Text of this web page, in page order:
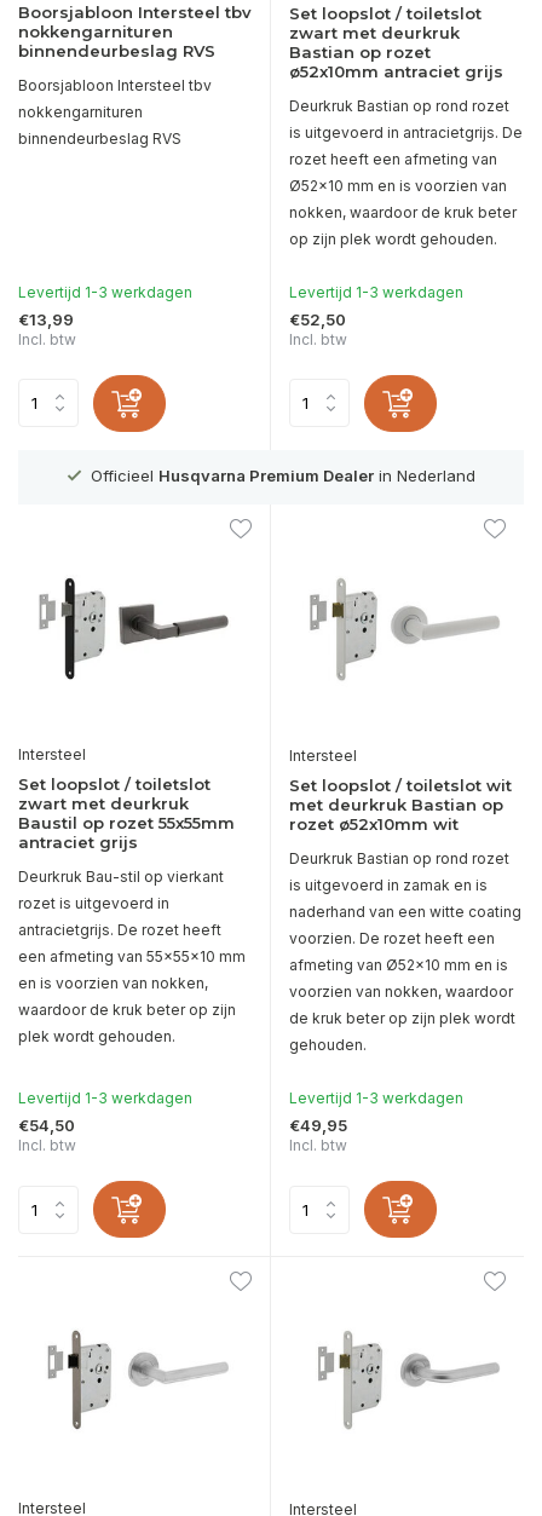
Boorsjabloon Intersteel tbv
nokkengarnituren
binnendeurbeslag RVS
Boorsjabloon Intersteel tbv
nokkengarnituren
binnendeurbeslag RVS
Levertijd 1-3 werkdagen
€13,99
Incl. btw
Set loopslot / toiletslot
zwart met deurkruk
Bastian op rozet
ø52x10mm antraciet grijs
Deurkruk Bastian op rond rozet
is uitgevoerd in antracietgrijs. De
rozet heeft een afmeting van
Ø52x10 mm en is voorzien van
nokken, waardoor de kruk beter
op zijn plek wordt gehouden.
Levertijd 1-3 werkdagen
€52,50
Incl. btw
Officieel Husqvarna Premium Dealerin Nederland
Intersteel
Set loopslot / toiletslot
zwart met deurkruk
Baustil op rozet 55x55mm
antraciet grijs
Deurkruk Bau-stil op vierkant
rozet is uitgevoerd in
antracietgrijs. De rozet heeft
een afmeting van 55x55x10 mm
en is voorzien van nokken,
waardoor de kruk beter op zijn
plek wordt gehouden.
Levertijd 1-3 werkdagen
€54,50
Incl. btw
Intersteel
Set loopslot / toiletslot wit
met deurkruk Bastian op
rozet ø52x10mm wit
Deurkruk Bastian op rond rozet
is uitgevoerd in zamak en is
naderhand van een witte coating
voorzien. De rozet heeft een
afmeting van Ø52x10 mm en is
voorzien van nokken, waardoor
de kruk beter op zijn plek wordt
gehouden.
Levertijd 1-3 werkdagen
€49,95
Incl. btw
Intersteel Intersteel